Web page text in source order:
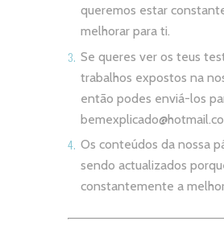
queremos estar
melhorar para ti.
Se queres ver os teus
trabalhos expostos na
então podes enviá-los
Os conteúdos da nossa
sendo actualizados
constantemente a